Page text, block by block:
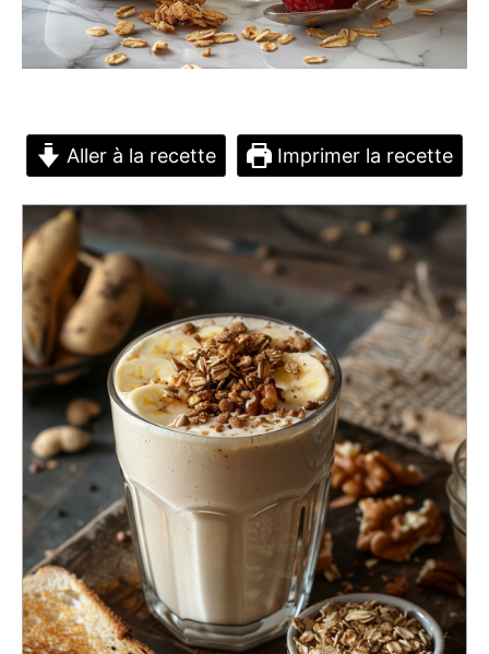
Aller à la recette Imprimer la recette